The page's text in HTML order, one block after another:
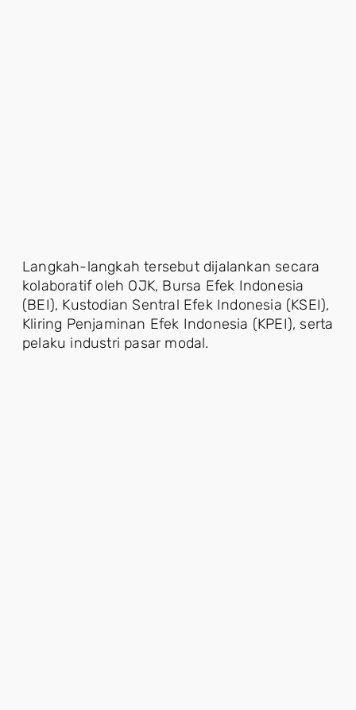
Langkah-langkah tersebut dijalankan secara
kolaboratif oleh OJK, Bursa Efek Indonesia
(BEI), Kustodian Sentral Efek Indonesia (KSEI),
Kliring Penjaminan Efek Indonesia (KPEI), serta
pelaku industri pasar modal.